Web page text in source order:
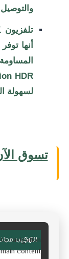
لسهولة